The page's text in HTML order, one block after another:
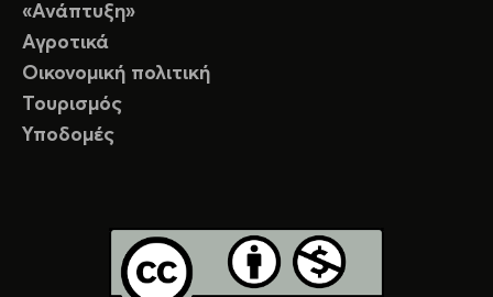
«Ανάπτυξη»
Αγροτικά
Οικονομική πολιτική
Τουρισμός
Υποδομές